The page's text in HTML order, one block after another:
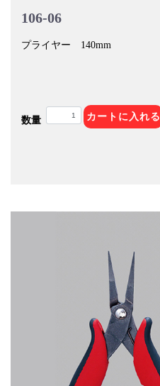
106-06
プライヤー 140mm
数量 カートに入れる